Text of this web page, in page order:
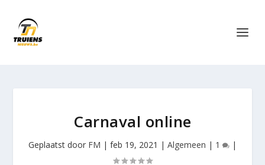
Carnaval online
Geplaatst door FM | feb 19, 2021 | Algemeen | 1 |